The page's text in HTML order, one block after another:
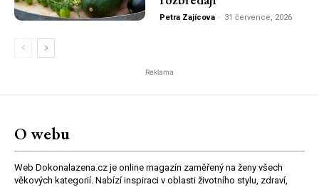
Petra Zajícova - 31 července, 2026
Reklama
O webu
Web Dokonalazena.cz je online magazín zaměřený na ženy všech
věkových kategorií. Nabízí inspiraci v oblasti životního stylu, zdraví,